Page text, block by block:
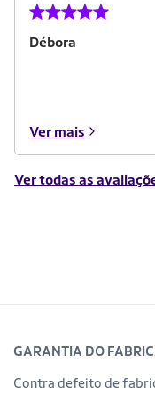
Débora
Ver mais
Ver todas as
GARANTIA DO
Contra defeito de